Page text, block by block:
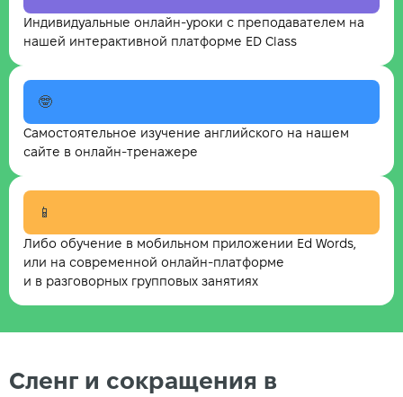
Индивидуальные онлайн-уроки с преподавателем на
нашей интерактивной платформе ED Class
🤓
Самостоятельное изучение английского на нашем
сайте в онлайн-тренажере
📱
Либо обучение в мобильном приложении Ed Words,
или на современной онлайн-платформе
и в разговорных групповых занятиях
Сленг и сокращения в